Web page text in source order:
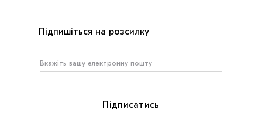
Підпишіться на розсилку
Підписатись